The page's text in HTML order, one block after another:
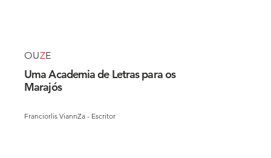
OUZE
Uma Academia de Letras para os
Marajós
Franciorlis ViannZa - Escritor